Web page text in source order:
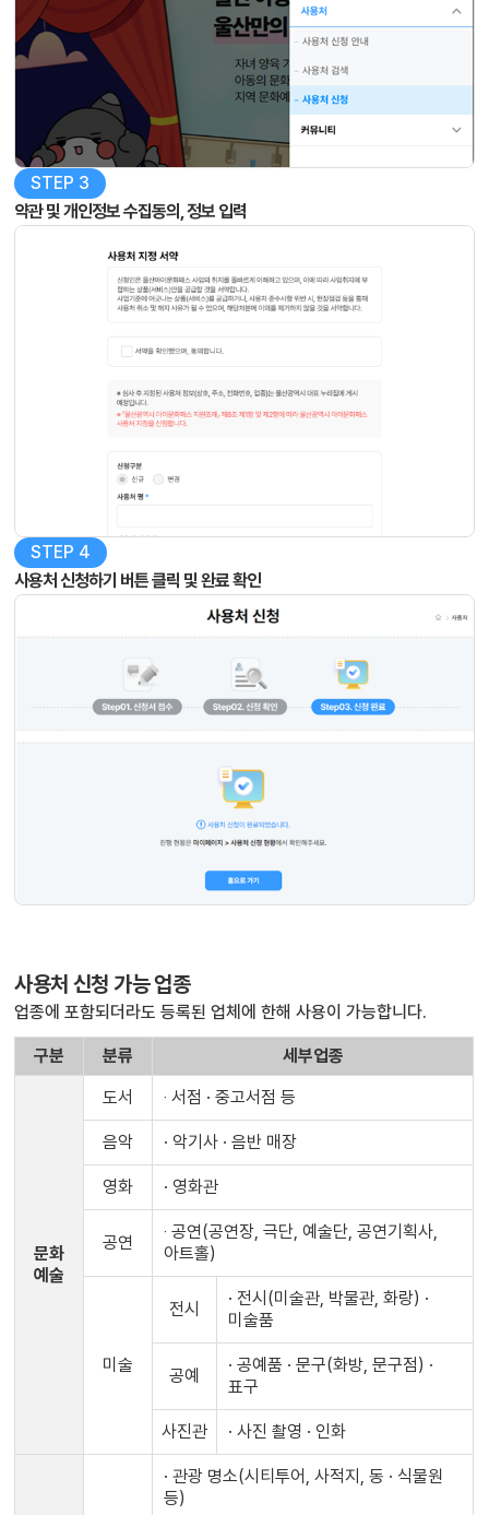
STEP 3
약관 및 개인정보 수집동의, 정보 입력
STEP 4
사용처 신청하기 버튼 클릭 및 완료 확인
사용처 신청 가능 업종
업종에 포함되더라도 등록된 업체에 한해 사용이 가능합니다.
구분 분류 세부업종
문화
예술
도서 ‧ 서점 · 중고서점 등
음악 · 악기사 · 음반 매장
영화 · 영화관
공연
‧ 공연(공연장, 극단, 예술단, 공연기획사,
아트홀)
미술
전시
· 전시(미술관, 박물관, 화랑) ·
미술품
공예
· 공예품 · 문구(화방, 문구점) ·
표구
사진관 · 사진 촬영 · 인화
· 관광 명소(시티투어, 사적지, 동 · 식물원
등)